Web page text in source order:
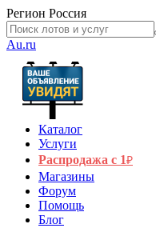
Регион Россия
Au.ru
Каталог
Услуги
Распродажа с 1₽
Магазины
Форум
Помощь
Блог